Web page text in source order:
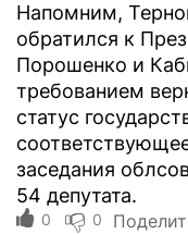
Напомним,
обратился к
Порошенко и
требованием
статус
заседания
54 депутата.
0 0